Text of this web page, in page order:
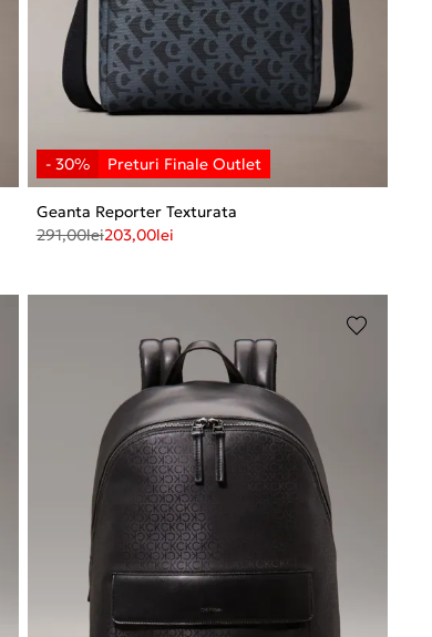
Geanta Reporter Texturata
291,00lei203,00lei